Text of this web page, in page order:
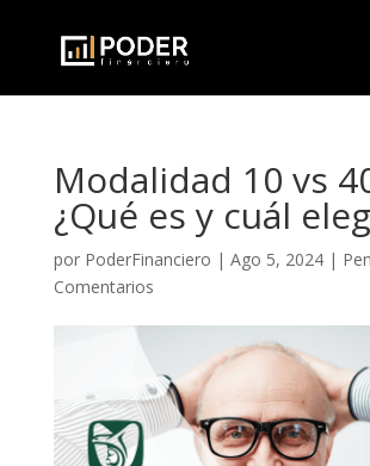
Modalidad 10 vs
¿Qué es y cuál
por PoderFinanciero | Ago 5, 2024|
Comentarios